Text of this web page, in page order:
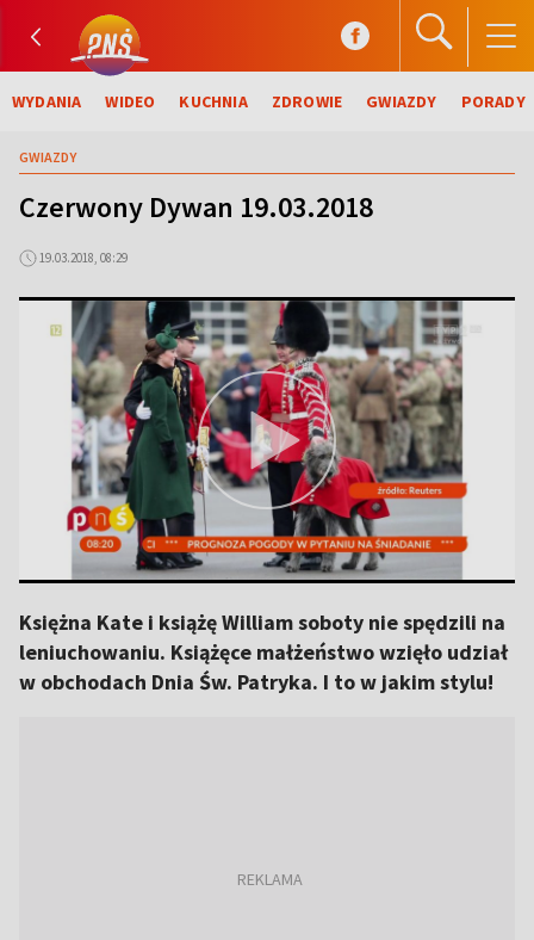
WYDANIA WIDEO KUCHNIA ZDROWIE GWIAZDY PORADY
GWIAZDY
Czerwony Dywan 19.03.2018
19.03.2018, 08:29
Księżna Kate i książę William soboty nie spędzili na
leniuchowaniu. Książęce małżeństwo wzięło udział
w obchodach Dnia Św. Patryka. I to w jakim stylu!